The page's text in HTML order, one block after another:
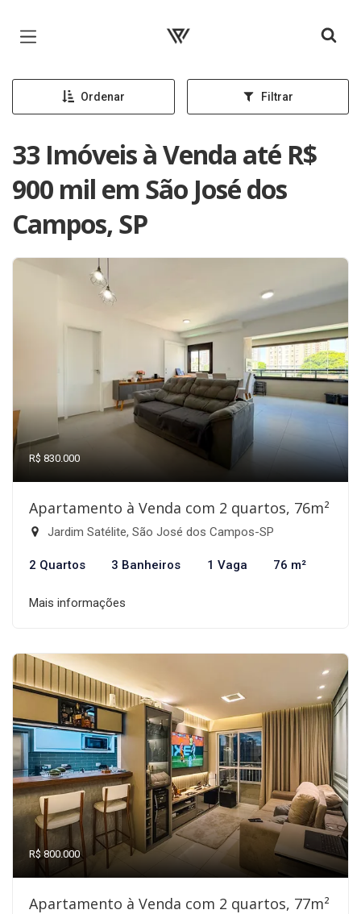
Página inicial
Ordenar Filtrar
33 Imóveis à Venda até R$
900 mil em São José dos
Campos, SP
R$ 830.000
Apartamento à Venda com 2 quartos, 76m²
Jardim Satélite, São José dos Campos-SP
2 Quartos 3 Banheiros 1 Vaga 76 m²
Mais informações
R$ 800.000
Apartamento à Venda com 2 quartos, 77m²